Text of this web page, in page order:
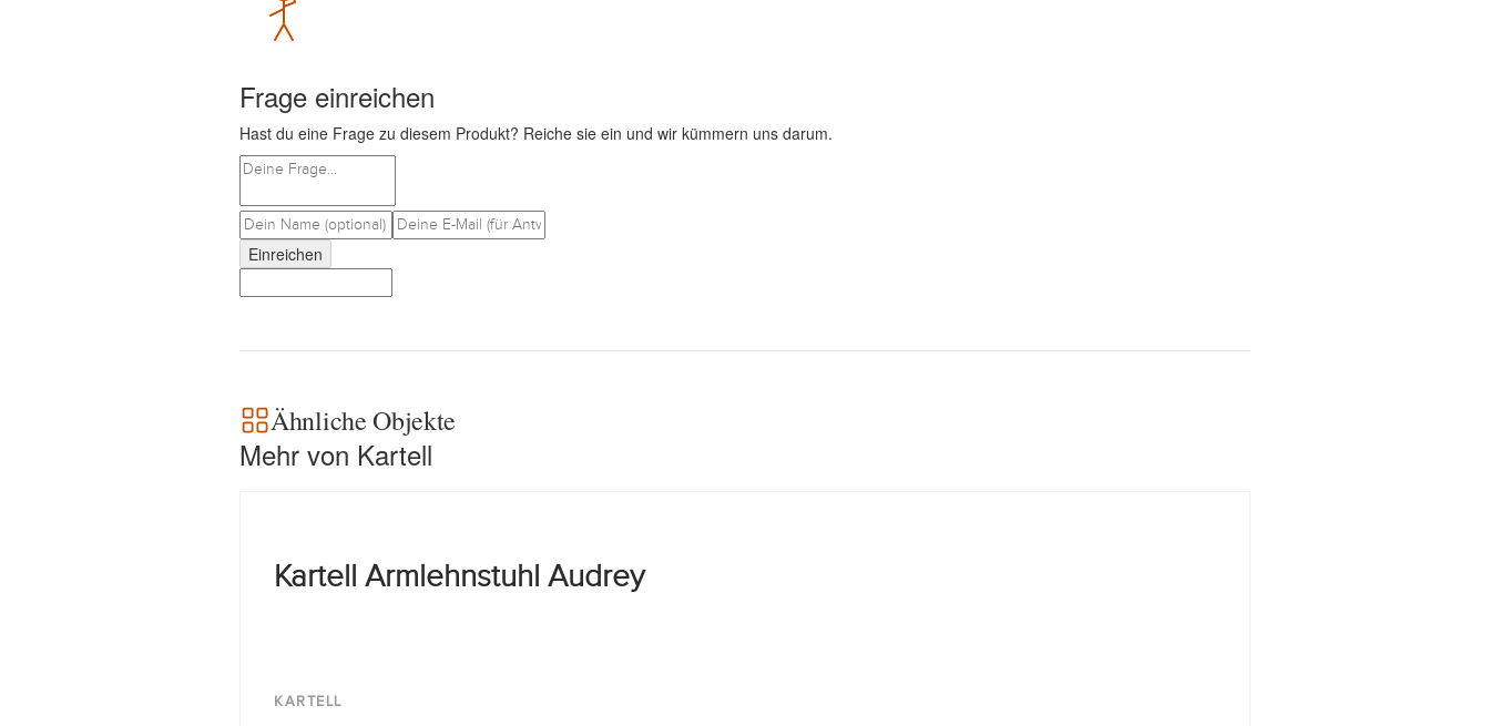
Frage einreichen
Hast du eine Frage zu diesem Produkt? Reiche sie ein und wir kümmern uns darum.
Einreichen
Ähnliche Objekte
Mehr von Kartell
Kartell Armlehnstuhl Audrey
KARTELL